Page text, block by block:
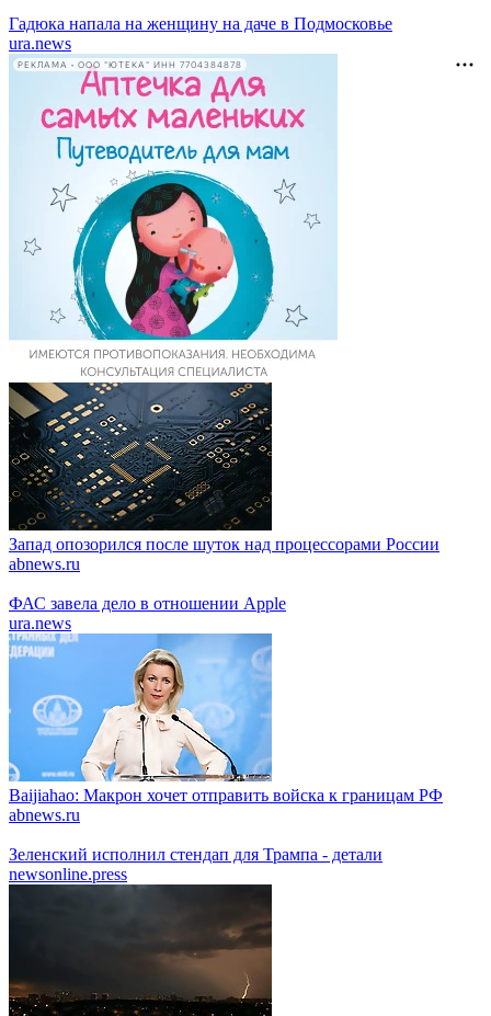
Гадюка напала на женщину на даче в Подмосковье
ura.news
РЕКЛАМА • ООО "ЮТЕКА" ИНН 7704384878
Запад опозорился после шуток над процессорами России
abnews.ru
ФАС завела дело в отношении Apple
ura.news
Baijiahao: Макрон хочет отправить войска к границам РФ
abnews.ru
Зеленский исполнил стендап для Трампа - детали
newsonline.press